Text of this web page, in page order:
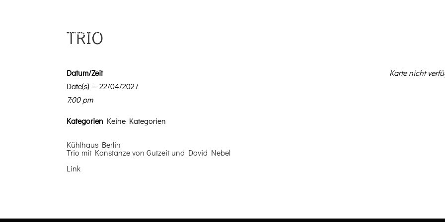
TRIO
Karte nicht
Datum/Zeit
Date(s) — 22/04/2027
7:00 pm
Kat­e­gorien Keine Kategorien
Kühlhaus Berlin
Trio mit Kon­stanze von Gutzeit und David Nebel
Link